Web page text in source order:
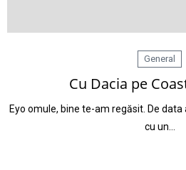
General
Cu Dacia pe
Eyo omule, bine te-am regăsit. De
cu un…